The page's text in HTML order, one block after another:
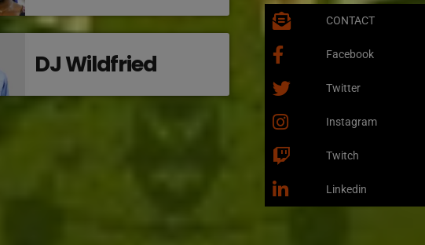
DJ Wildfried
CONTACT
Facebook
Twitter
Instagram
Twitch
Linkedin